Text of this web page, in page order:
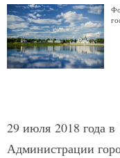
29 июля 2018 года
Администрации